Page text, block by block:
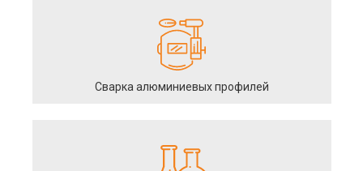
Сварка алюминиевых профилей